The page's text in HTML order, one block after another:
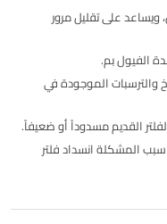
على تقليل مرور
الفيول بم.
الموجودة في
القديم مسدوداً أو ضعيفاً.
المشكلة انسداد فلتر